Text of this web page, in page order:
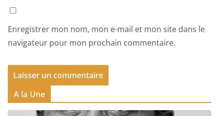
Enregistrer mon nom, mon e-mail et mon site dans le
navigateur pour mon prochain commentaire.
A la Une